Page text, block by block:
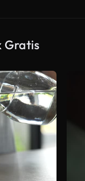
Gratis